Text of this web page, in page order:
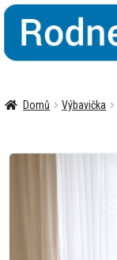
Přeskočit
navigaci
Přejít
obsahu
Matrace
Domů Výbavička